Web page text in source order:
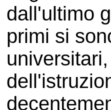
dall'ultimo
primi si